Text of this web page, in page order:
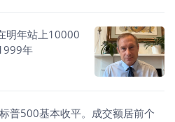
明年站上10000
年
普500基本收平。成交额居前个